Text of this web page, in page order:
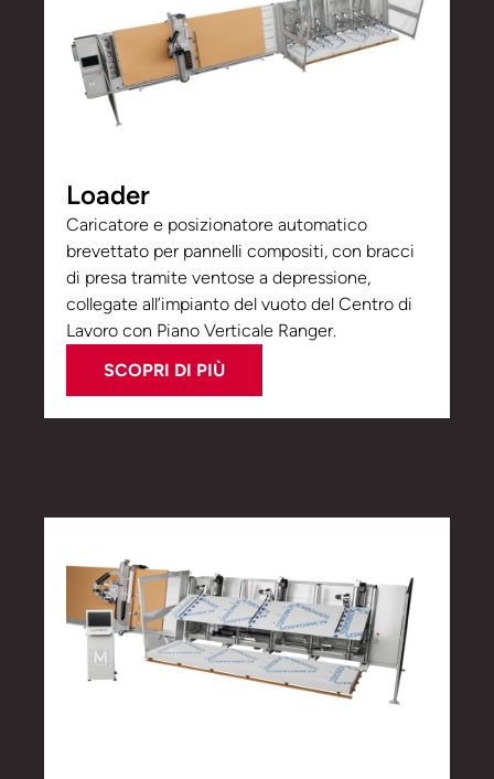
Loader
Caricatore e posizionatore automatico
brevettato per pannelli compositi, con bracci
di presa tramite ventose a depressione,
collegate all’impianto del vuoto del Centro di
Lavoro con Piano Verticale Ranger.
SCOPRI DI PIÙ